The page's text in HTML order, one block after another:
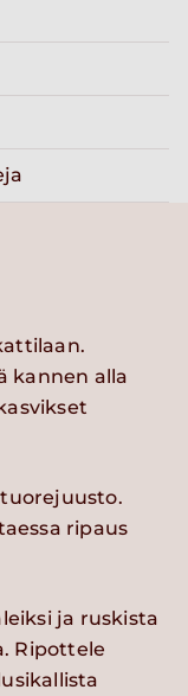
kannen alla
ripaus
ja ruskista
Ripottele